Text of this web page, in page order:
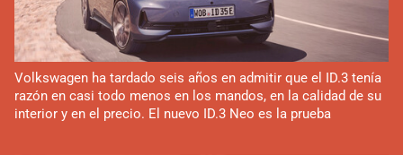
Volkswagen ha tardado seis años en admitir que el ID.3 tenía
razón en casi todo menos en los mandos, en la calidad de su
interior y en el precio. El nuevo ID.3 Neo es la prueba